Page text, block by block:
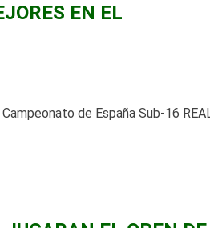
EN EL
de España Sub-16